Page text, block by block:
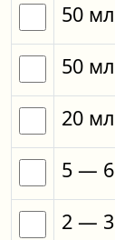
50 мл
50 мл
20 мл
5 — 6
2 — 3